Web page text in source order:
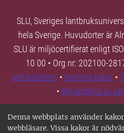
Denna webbplats använder
webbläsare. Vissa kakor är
SLU, Sveriges
hela Sverige. Huvudorter är
SLU är miljöcertifierat enligt
10 00 • Org nr: 202100-
webbplatsen • Hantera kakor •
• Behandling av